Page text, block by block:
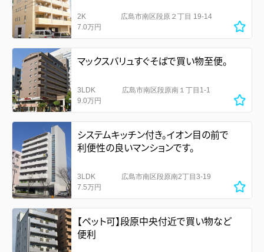
2K
7.0万円
広島市南区段原２丁目 19-14
マックスバリュすぐそばで買い物至便。
3LDK
9.0万円
広島市南区段原南１丁目1-1
システムキッチン付き。イオン目の前で
利便性の良いマンションです。
3LDK
7.5万円
広島市南区段原南2丁目3-19
【ペット可】段原中央付近で買い物など
便利